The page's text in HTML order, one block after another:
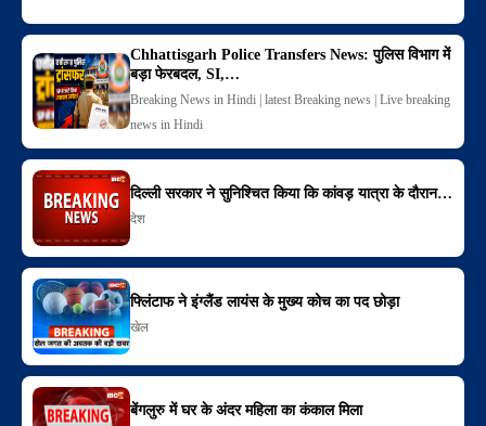
Chhattisgarh Police Transfers News: पुलिस विभाग में
बड़ा फेरबदल, SI,…
Breaking News in Hindi | latest Breaking news | Live breaking
news in Hindi
दिल्ली सरकार ने सुनिश्चित किया कि कांवड़ यात्रा के दौरान…
देश
फ्लिंटाफ ने इंग्लैंड लायंस के मुख्य कोच का पद छोड़ा
खेल
बेंगलुरु में घर के अंदर महिला का कंकाल मिला